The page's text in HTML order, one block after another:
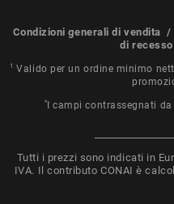
Condizioni generali di vendita /
di recesso
1Valido per un ordine minimo
*I campi contrassegnati
Tutti i prezzi sono indicati in
IVA. Il contributo CONAI è